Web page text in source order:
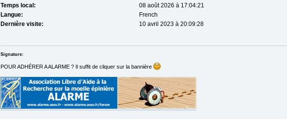
Temps local:
08 août 2026 à 17:04:21
Langue:
French
Dernière visite:
10 avril 2023 à 20:09:28
Signature:
POUR ADHÉRER A ALARME ? Il suffit de cliquer sur la bannière